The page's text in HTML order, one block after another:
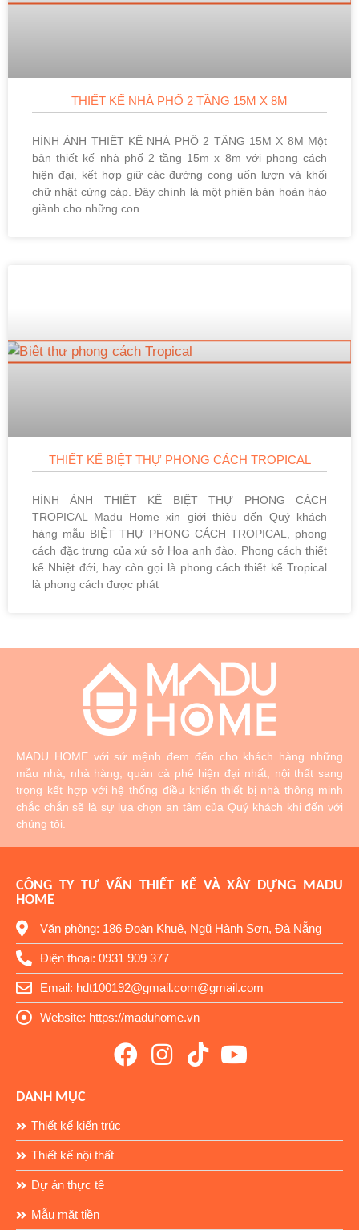
THIẾT KẾ NHÀ PHỐ 2 TẦNG 15M X 8M
HÌNH ẢNH THIẾT KẾ NHÀ PHỐ 2 TẦNG 15M X 8M Một
bản thiết kế nhà phố 2 tầng 15m x 8m với phong cách
hiện đại, kết hợp giữ các đường cong uốn lượn và khối
chữ nhật cứng cáp. Đây chính là một phiên bản hoàn hảo
giành cho những con
THIẾT KẾ BIỆT THỰ PHONG CÁCH TROPICAL
HÌNH ẢNH THIẾT KẾ BIỆT THỰ PHONG CÁCH
TROPICAL Madu Home xin giới thiệu đến Quý khách
hàng mẫu BIỆT THỰ PHONG CÁCH TROPICAL, phong
cách đặc trưng của xứ sở Hoa anh đào. Phong cách thiết
kế Nhiệt đới, hay còn gọi là phong cách thiết kế Tropical
là phong cách được phát
MADU HOME với sứ mệnh đem đến cho khách hàng những
mẫu nhà, nhà hàng, quán cà phê hiện đại nhất, nội thất sang
trọng kết hợp với hệ thống điều khiển thiết bị nhà thông minh
chắc chắn sẽ là sự lựa chọn an tâm của Quý khách khi đến với
chúng tôi.
CÔNG TY TƯ VẤN THIẾT KẾ VÀ XÂY DỰNG MADU
HOME
Văn phòng: 186 Đoàn Khuê, Ngũ Hành Sơn, Đà Nẵng
Điện thoại: 0931 909 377
Email: hdt100192@gmail.com@gmail.com
Website: https://maduhome.vn
DANH MỤC
Thiết kế kiến trúc
Thiết kế nội thất
Dự án thực tế
Mẫu mặt tiền